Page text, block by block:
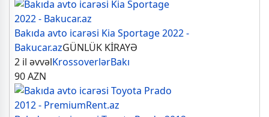
Bakıda avto icarəsi Kia Sportage 2022 -
Bakucar.azGÜNLÜK KİRAYƏ
2 il əvvəlKrossoverlərBakı
90AZN